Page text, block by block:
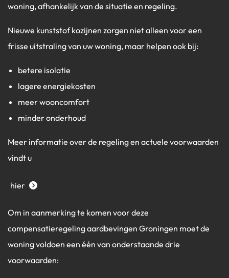
woning, afhankelijk van de situatie en regeling.
Nieuwe kunststof kozijnen zorgen niet alleen voor een
frisse uitstraling van uw woning, maar helpen ook bij:
betere isolatie
lagere energiekosten
meer wooncomfort
minder onderhoud
Meer informatie over de regeling en actuele voorwaarden
vindt u
hier
Om in aanmerking te komen voor deze
compensatieregeling aardbevingen Groningen moet de
woning voldoen een één van onderstaande drie
voorwaarden: